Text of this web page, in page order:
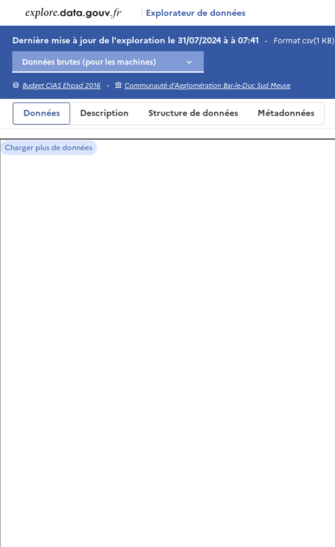
| Explorateur de données
Dernière mise à jour de l'exploration le 31/07/2024 à à 07:41 - Format csv(1 KB)
Budget CIAS Ehpad 2016 - Communauté d'Agglomération Bar-le-Duc Sud Meuse
Données Description Structure de données Métadonnées
Charger plus de données